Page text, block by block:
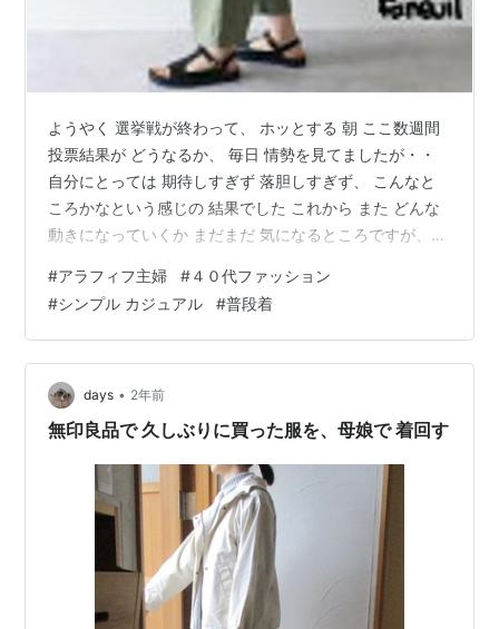
ようやく 選挙戦が終わって、 ホッとする 朝 ここ数週間
投票結果が どうなるか、 毎日 情勢を見てましたが・・
自分にとっては 期待しすぎず 落胆しすぎず、 こんなと
ころかなという感じの 結果でした これから また どんな
動きになっていくか まだまだ 気になるところですが、
・ ・ 娘の夏休みが始まって、 今週末は 家族旅行の予定
です プランを立てながら、 旅行準備を ぼちぼち 始める
ことにしました 今年は 部屋着以外の 夏服を買わずに 過
ごしていましたが、 外出用のパンツが 一枚しかなかった
ので 旅行前に 買い足しておくことにしまし…
#アラフィフ主婦 #４０代ファッション
#シンプル カジュアル #普段着
days • 2年前
無印良品で 久しぶりに買った服を、母娘で 着回す